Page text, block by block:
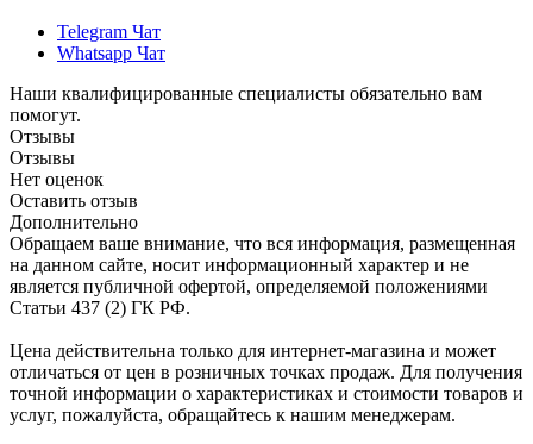
Telegram Чат
Whatsapp Чат
Наши квалифицированные специалисты обязательно вам
помогут.
Отзывы
Отзывы
Нет оценок
Оставить отзыв
Дополнительно
Обращаем ваше внимание, что вся информация, размещенная
на данном сайте, носит информационный характер и не
является публичной офертой, определяемой положениями
Статьи 437 (2) ГК РФ.
Цена действительна только для интернет-магазина и может
отличаться от цен в розничных точках продаж. Для получения
точной информации о характеристиках и стоимости товаров и
услуг, пожалуйста, обращайтесь к нашим менеджерам.